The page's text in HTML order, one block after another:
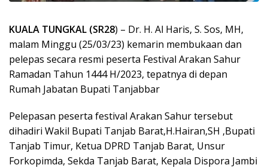
KUALA TUNGKAL (SR28) – Dr. H. Al Haris, S. Sos, MH,
malam Minggu (25/03/23) kemarin membukaan dan
pelepas secara resmi peserta Festival Arakan Sahur
Ramadan Tahun 1444 H/2023, tepatnya di depan
Rumah Jabatan Bupati Tanjabbar
Pelepasan peserta festival Arakan Sahur tersebut
dihadiri Wakil Bupati Tanjab Barat,H.Hairan,SH ,Bupati
Tanjab Timur, Ketua DPRD Tanjab Barat, Unsur
Forkopimda, Sekda Tanjab Barat, Kepala Dispora Jambi